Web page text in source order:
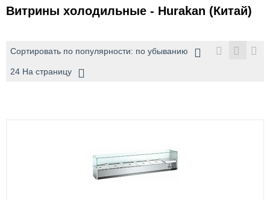
Витрины холодильные - Hurakan (Китай)
Сортировать по популярности: по убыванию
24 На страницу